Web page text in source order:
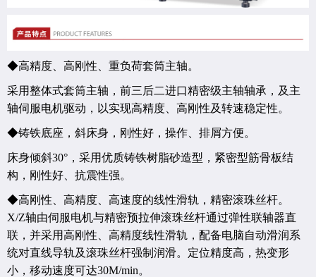
◆高精度、高刚性、重负荷套筒主轴。
采用整体式套筒主轴，前三后二进口精密级主轴轴承，及主
轴伺服电机驱动，以实现高精度、高刚性及转速稳定性。
◆铸铁底座，斜床身，刚性好，操作、排屑方便。
床身倾斜30°，采用优质铸铁树脂砂造型，紧密型筋骨板结
构，刚性好、抗震性强。
◆高刚性、高精度、高速度的线性滑轨，精密滚珠丝杆。
X/Z轴由伺服电机与精密预拉伸滚珠丝杆通过弹性联轴器直
联，并采用高刚性、高精度线性滑轨，配备电脑自动滑润系
统对直线导轨及滚珠丝杆强制润滑。定位精度高，热变形
小，移动速度可达30M/min。